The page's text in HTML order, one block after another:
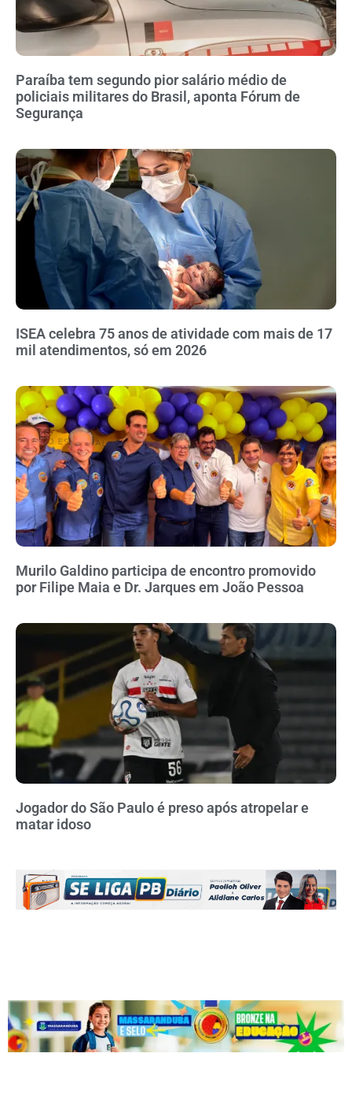
Paraíba tem segundo pior salário médio de
policiais militares do Brasil, aponta Fórum de
Segurança
ISEA celebra 75 anos de atividade com mais de 17
mil atendimentos, só em 2026
Murilo Galdino participa de encontro promovido
por Filipe Maia e Dr. Jarques em João Pessoa
Jogador do São Paulo é preso após atropelar e
matar idoso